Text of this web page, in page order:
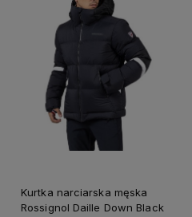
Kurtka narciarska męska
Rossignol Daille Down Black